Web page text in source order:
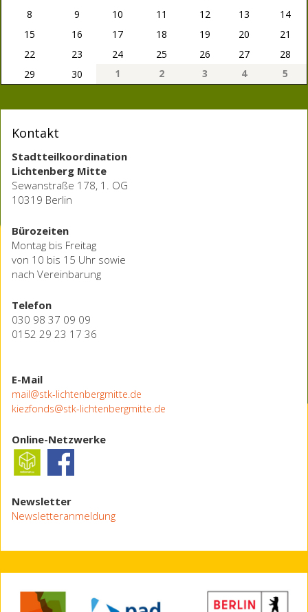
8
9 10 11 12 13
14
15
16 17 18 19 20
21
22
23 24 25 26 27
28
29
30 1 2 3 4 5
Kontakt
Stadtteilkoordination
Lichtenberg Mitte
Sewanstraße 178, 1. OG
10319 Berlin
Bürozeiten
Montag bis Freitag
von 10 bis 15 Uhr sowie
nach Vereinbarung
Telefon
030 98 37 09 09
0152 29 23 17 36
E-Mail
mail@stk-lichtenbergmitte.de
kiezfonds@stk-lichtenbergmitte.de
Online-Netzwerke
Newsletter
Newsletteranmeldung